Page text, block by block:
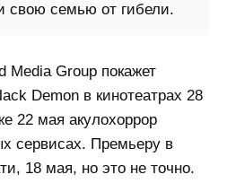
свою семью от гибели.
Media Group покажет
Demon в кинотеатрах 28
22 мая акулохоррор
сервисах. Премьеру в
18 мая, но это не точно.